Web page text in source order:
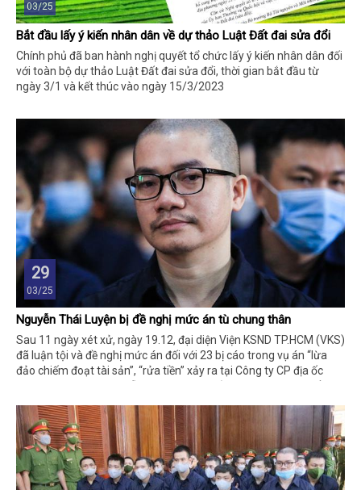
03/25
Bắt đầu lấy ý kiến nhân dân về dự thảo Luật Đất đai sửa đổi
Chính phủ đã ban hành nghị quyết tổ chức lấy ý kiến nhân dân đối
với toàn bộ dự thảo Luật Đất đai sửa đổi, thời gian bắt đầu từ
ngày 3/1 và kết thúc vào ngày 15/3/2023
29
03/25
Nguyễn Thái Luyện bị đề nghị mức án tù chung thân
Sau 11 ngày xét xử, ngày 19.12, đại diện Viện KSND TP.HCM (VKS)
đã luận tội và đề nghị mức án đối với 23 bị cáo trong vụ án “lừa
đảo chiếm đoạt tài sản”, “rửa tiền” xảy ra tại Công ty CP địa ốc